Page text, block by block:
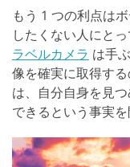
もう 1 つの利点は
したくない人にと
ラベルカメラ は手
像を確実に取得す
は、自分自身を見つ
できるという事実